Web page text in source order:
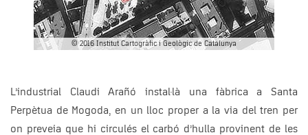
© 2016 Institut Cartogràfic i Geològic de Catalunya
L’industrial Claudi Arañó instal·là una fàbrica a Santa
Perpètua de Mogoda, en un lloc proper a la via del tren per
on preveia que hi circulés el carbó d’hulla provinent de les